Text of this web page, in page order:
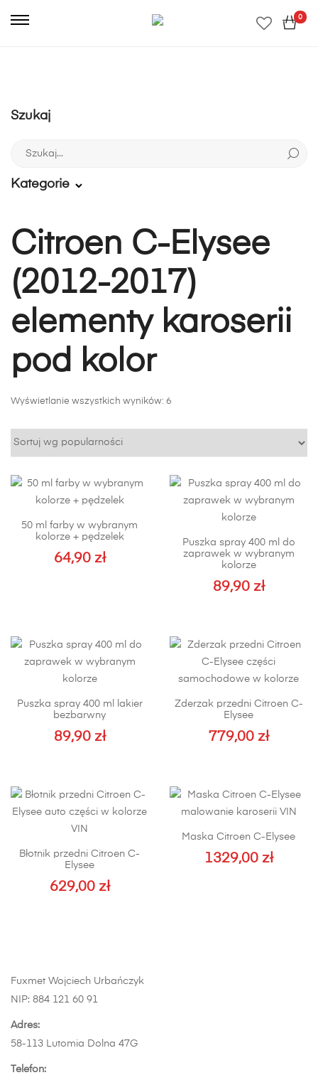
0
Citroen C-Elysee
(2012-2017)
elementy karoserii
pod kolor
Wyświetlanie wszystkich wyników: 6
50 ml farby w wybranym
kolorze + pędzelek
64,90 zł
Puszka spray 400 ml do
zaprawek w wybranym
kolorze
89,90 zł
Puszka spray 400 ml lakier
bezbarwny
89,90 zł
Zderzak przedni Citroen C-
Elysee
779,00 zł
Błotnik przedni Citroen C-
Elysee
629,00 zł
na
Maska Citroen C-Elysee
1329,00 zł
Szukaj
Szukaj:
Kategorie
Fuxmet Wojciech Urbańczyk
NIP: 884 121 60 91
Adres:
58-113 Lutomia Dolna 47G
Telefon: